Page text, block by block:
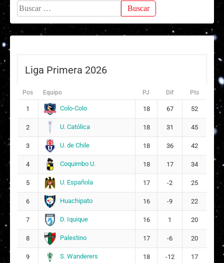
Suplentes
1 Bárbara Monserrat Sepúlveda Ormeño
Ayline Alessandra Barrera Castillo
S
7
Alexandra Anahís Luengo Silva
26
Buscar:
Liga Primera 2026
Pos Equipo PJ Dif Pts
1 Colo-Colo 18 67 52
2 U. Católica 18 31 45
3 U. de Chile 18 36 42
4 Coquimbo U. 18 17 34
5 U. Española 17 -2 25
6 Huachipato 16 -9 22
7 D. Iquique 16 1 20
8 Palestino 17 -6 20
9 S. Wanderers 18 -12 17